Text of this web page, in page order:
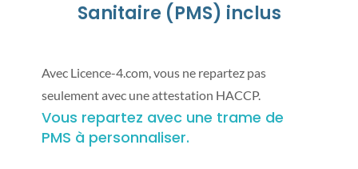
Sanitaire (PMS) inclus
Avec Licence-4.com, vous ne repartez pas
seulement avec une attestation HACCP.
Vous repartez avec une trame de
PMS à personnaliser.